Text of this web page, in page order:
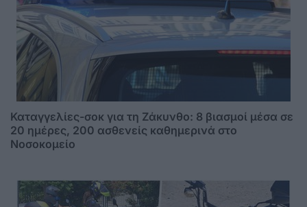
Καταγγελίες-σοκ για τη Ζάκυνθο: 8 βιασμοί μέσα σε
20 ημέρες, 200 ασθενείς καθημερινά στο
Νοσοκομείο